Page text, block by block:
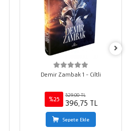
Demir Zambak 1 - Ciltli
%25
529,00 TL
396,75 TL
Sepete Ekle